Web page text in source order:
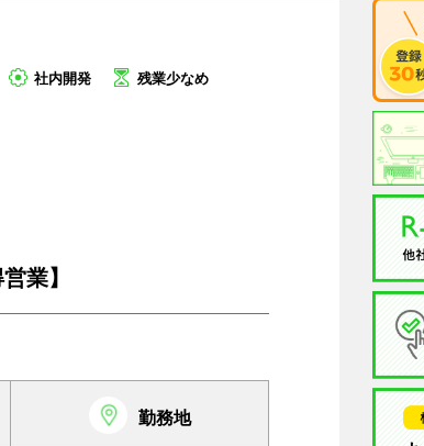
社内開発 残業少なめ
業】
勤務地